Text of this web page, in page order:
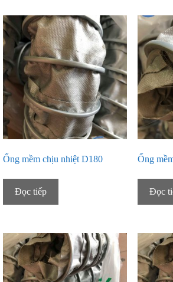
Ống mềm chịu nhiệt D180
Đọc tiếp
Ống
Đọc